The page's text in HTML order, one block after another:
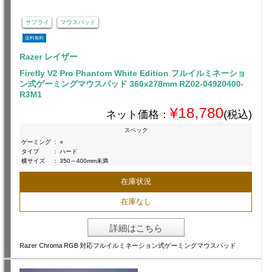
サプライ マウスパッド
送料無料
Razer レイザー
Firefly V2 Pro Phantom White Edition フルイルミネーショ
ン式ゲーミングマウスパッド 360x278mm RZ02-04920400-
R3M1
ネット価格： ¥18,780(税込)
スペック
ゲーミング :
○
タイプ
:
ハード
横サイズ
: 350～400mm未満
在庫状況
在庫なし
詳細はこちら
Razer Chroma RGB 対応フルイルミネーション式ゲーミングマウスパッド